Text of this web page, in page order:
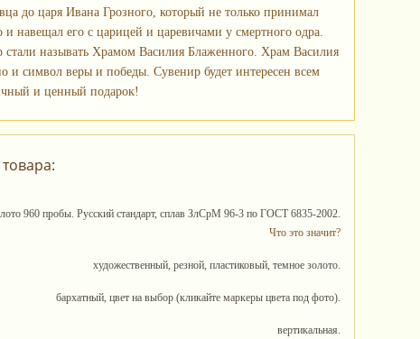
до царя Ивана Грозного, который не только принимал
навещал его с царицей и царевичами у смертного одра.
называть Храмом Василия Блаженного. Храм Василия
и символ веры и победы. Сувенир будет интересен всем
и ценный подарок!
960 пробы. Русский стандарт, сплав ЗлСрМ 96-3 по ГОСТ 6835-2002.
Что это значит?
художественный, резной, пластиковый, темное золото.
бархатный, цвет на выбор (кликайте маркеры цвета под фото).
вертикальная.